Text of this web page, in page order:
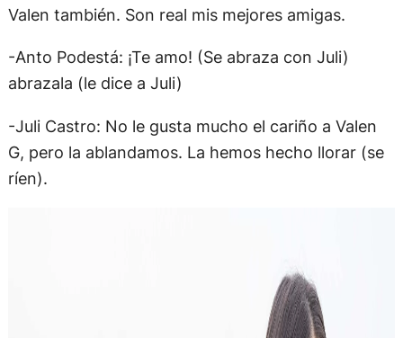
Valen también. Son real mis mejores amigas.
-Anto Podestá: ¡Te amo! (Se abraza con Juli)
abrazala (le dice a Juli)
-Juli Castro: No le gusta mucho el cariño a Valen
G, pero la ablandamos. La hemos hecho llorar (se
ríen).